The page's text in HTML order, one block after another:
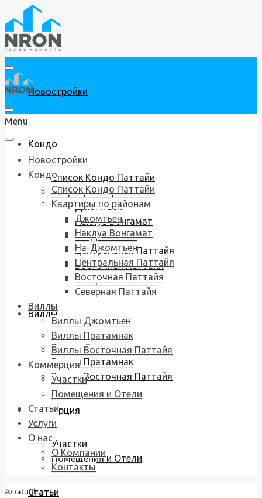
Новостройки
Кондо
Список Кондо Паттайи
Квартиры по районам
Джомтьен
Наклуа Вонгамат
На-Джомтьен
Центральная Паттайя
Восточная Паттайя
Северная Паттайя
Виллы
Виллы Джомтьен
Виллы Пратамнак
Виллы Восточная Паттайя
Коммерция
Участки
Помещения и Отели
Статьи
Menu
Новостройки
Кондо
Список Кондо Паттайи
Квартиры по районам
Джомтьен
Наклуа Вонгамат
На-Джомтьен
Центральная Паттайя
Восточная Паттайя
Северная Паттайя
Виллы
Виллы Джомтьен
Виллы Пратамнак
Виллы Восточная Паттайя
Коммерция
Участки
Помещения и Отели
Статьи
Услуги
О нас
О Компании
Контакты
Account